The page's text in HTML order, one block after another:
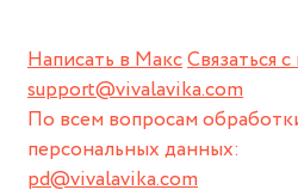
Написать в МаксСвязаться
support@vivalavika.com
По всем вопросам
персональных данных:
pd@vivalavika.com